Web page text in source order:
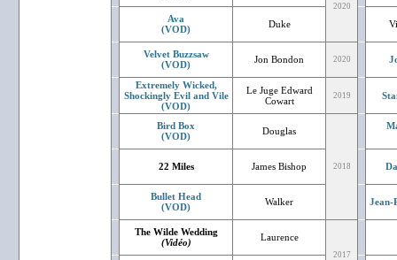
2020
Ava
(VOD)
Duke
Velvet Buzzsaw
(VOD)
Jon Bondon 2020
Extremely Wicked,
Shockingly Evil and Vile
(VOD)
Le Juge Edward
Cowart
2019
Bird Box
(VOD)
Douglas
2018
22 Miles James Bishop
Bullet Head
(VOD)
Walker Jean-
The Wilde Wedding
(Vidéo)
Laurence
2017